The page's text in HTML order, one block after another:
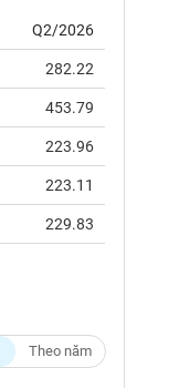
Q2/2026
282.22
453.79
223.96
223.11
229.83
Theo năm